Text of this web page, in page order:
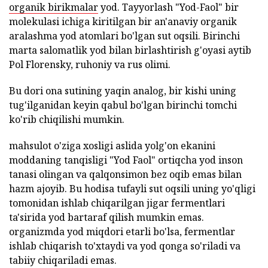
organik birikmalaryod. Tayyorlash "Yod-Faol" bir
molekulasi ichiga kiritilgan bir an'anaviy organik
aralashma yod atomlari bo'lgan sut oqsili. Birinchi
marta salomatlik yod bilan birlashtirish g'oyasi aytib
Pol Florensky, ruhoniy va rus olimi.
Bu dori ona sutining yaqin analog, bir kishi uning
tug'ilganidan keyin qabul bo'lgan birinchi tomchi
ko'rib chiqilishi mumkin.
mahsulot o'ziga xosligi aslida yolg'on ekanini
moddaning tanqisligi "Yod Faol" ortiqcha yod inson
tanasi olingan va qalqonsimon bez oqib emas bilan
hazm ajoyib. Bu hodisa tufayli sut oqsili uning yo'qligi
tomonidan ishlab chiqarilgan jigar fermentlari
ta'sirida yod bartaraf qilish mumkin emas.
organizmda yod miqdori etarli bo'lsa, fermentlar
ishlab chiqarish to'xtaydi va yod qonga so'riladi va
tabiiy chiqariladi emas.